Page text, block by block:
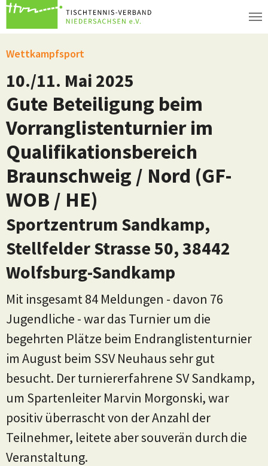
Zum Hauptinhalt springen
Wettkampfsport
10./11. Mai 2025
Gute Beteiligung beim
Vorranglistenturnier im
Qualifikationsbereich
Braunschweig / Nord (GF-
WOB / HE)
Sportzentrum Sandkamp,
Stellfelder Strasse 50, 38442
Wolfsburg-Sandkamp
Mit insgesamt 84 Meldungen - davon 76
Jugendliche - war das Turnier um die
begehrten Plätze beim Endranglistenturnier
im August beim SSV Neuhaus sehr gut
besucht. Der turniererfahrene SV Sandkamp,
um Spartenleiter Marvin Morgonski, war
positiv überrascht von der Anzahl der
Teilnehmer, leitete aber souverän durch die
Veranstaltung.